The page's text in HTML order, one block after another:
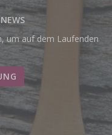
um auf dem Laufenden